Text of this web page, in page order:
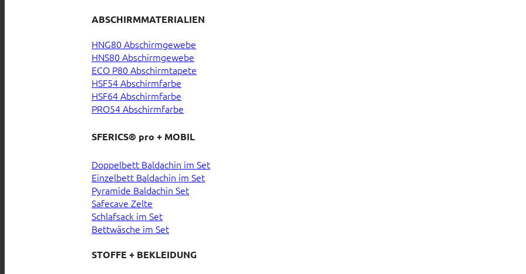
ABSCHIRMMATERIALIEN
HNG80 Abschirmgewebe
HNS80 Abschirmgewebe
ECO P80 Abschirmtapete
HSF54 Abschirmfarbe
HSF64 Abschirmfarbe
PRO54 Abschirmfarbe
SFERICS® pro + MOBIL
Doppelbett Baldachin im Set
Einzelbett Baldachin im Set
Pyramide Baldachin Set
Safecave Zelte
Schlafsack im Set
Bettwäsche im Set
STOFFE + BEKLEIDUNG